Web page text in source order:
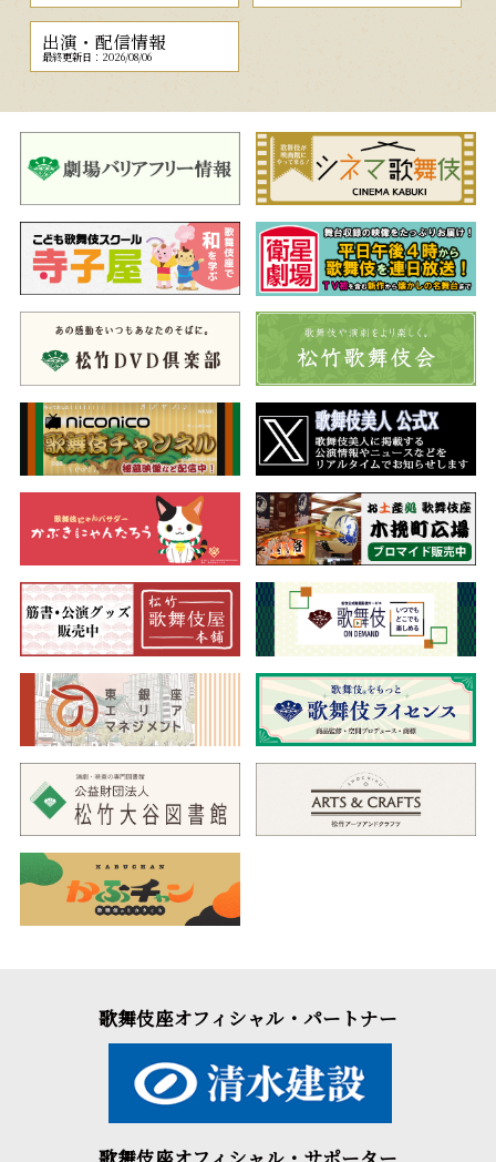
出演・配信情報
最終更新日：2026/08/06
歌舞伎座オフィシャル・パートナー